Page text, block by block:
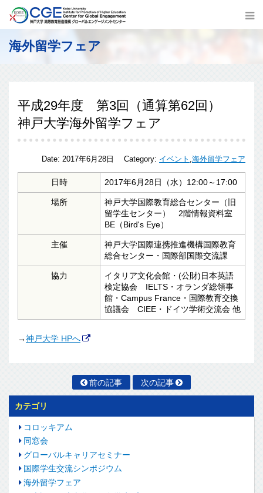
海外留学フェア
平成29年度 第3回（通算第62回）
神戸大学海外留学フェア
Date:2017年6月28日 Category: イベント ,海外留学フェア
日時 2017年6月28日（水）12:00～17:00
場所
神戸大学国際教育総合センター（旧
留学生センター） 2階情報資料室
BE（Bird's Eye）
主催
神戸大学国際連携推進機構国際教育
総合センター・国際部国際交流課
協力
イタリア文化会館・(公財)日本英語
検定協会 IELTS・オランダ総領事
館・Campus France・国際教育交換
協議会 CIEE・ドイツ学術交流会 他
→神戸大学 HPへ
前の記事 次の記事
カテゴリ
コロッキアム
同窓会
グローバルキャリアセミナー
国際学生交流シンポジウム
海外留学フェア